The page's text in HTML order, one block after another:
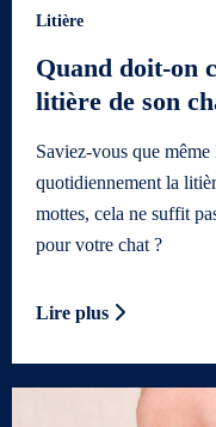
Litière
Quand doit-on
litière de son
Saviez-vous que
quotidiennement la
mottes, cela ne suffit
pour votre chat ?
Lire plus